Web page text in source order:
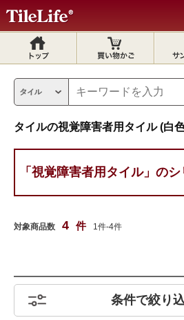
タイルの視覚障害者用タイル (白
「視覚障害者用タイル」の
対象商品数 4 件 1件-4件
条件で絞り